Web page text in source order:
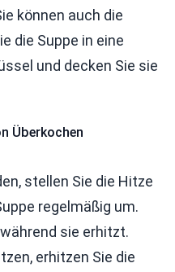
können auch die
die Suppe in eine
und decken Sie sie
Überkochen
stellen Sie die Hitze
regelmäßig um.
sie erhitzt.
erhitzen Sie die